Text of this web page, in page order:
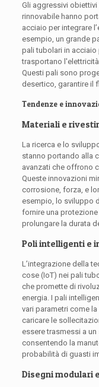
Gli aggressivi obiettivi
rinnovabile hanno
acciaio per integrare
esempio, un grande
pali tubolari in acciaio
trasportano
Questi pali sono
desertico, garantire il
Tendenze e
Materiali e
La ricerca e lo
stanno portando alla
avanzati che offrono
Queste innovazioni
corrosione, forza, e
esempio, lo sviluppo
fornire una
prolungare la durata
Poli intelligenti e
L’integrazione della
cose (IoT) nei pali
che promette di
energia. I pali
vari parametri come
caricare le
essere trasmessi a
consentendo la
probabilità di guasti
Disegni modulari